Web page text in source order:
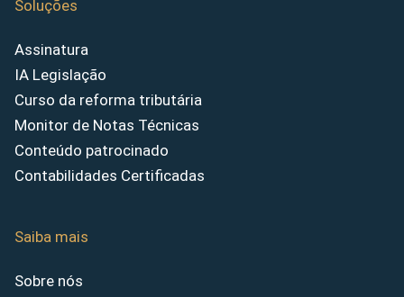
Soluções
Assinatura
IA Legislação
Curso da reforma tributária
Monitor de Notas Técnicas
Conteúdo patrocinado
Contabilidades Certificadas
Saiba mais
Sobre nós